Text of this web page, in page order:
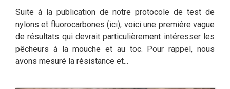
Suite à la publication de notre protocole de test de
nylons et fluorocarbones (ici), voici une première vague
de résultats qui devrait particulièrement intéresser les
pêcheurs à la mouche et au toc. Pour rappel, nous
avons mesuré la résistance et...